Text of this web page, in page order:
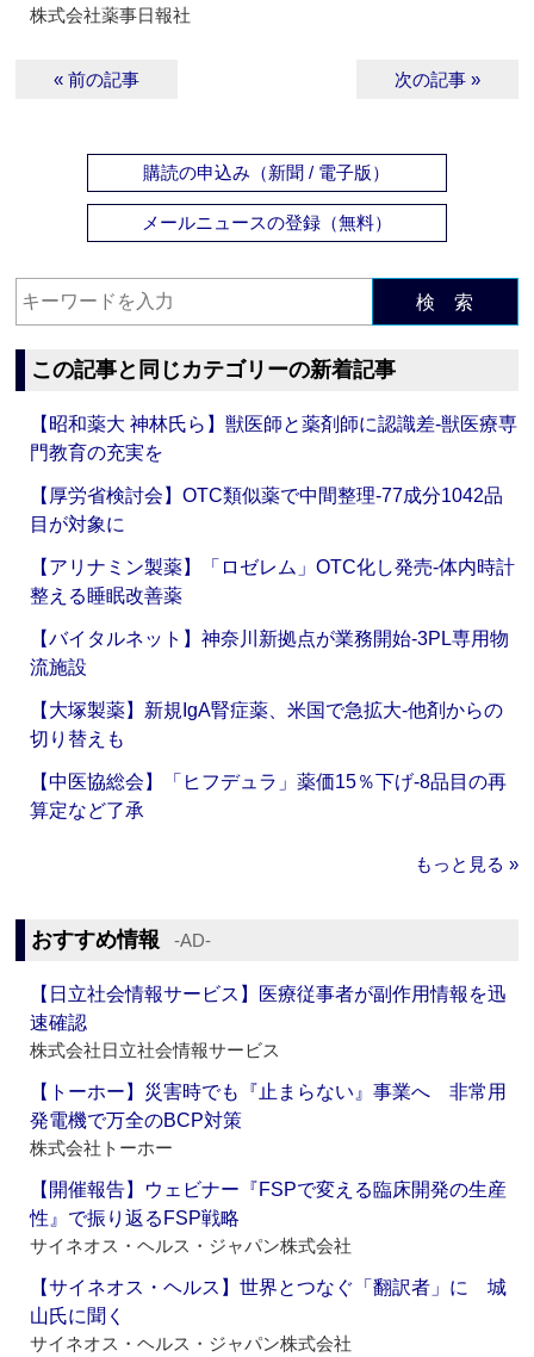
株式会社薬事日報社
« 前の記事 次の記事 »
購読の申込み（新聞 / 電子版）
メールニュースの登録（無料）
検 索
この記事と同じカテゴリーの新着記事
【昭和薬大 神林氏ら】獣医師と薬剤師に認識差‐獣医療専
門教育の充実を
【厚労省検討会】OTC類似薬で中間整理‐77成分1042品
目が対象に
【アリナミン製薬】「ロゼレム」OTC化し発売‐体内時計
整える睡眠改善薬
【バイタルネット】神奈川新拠点が業務開始‐3PL専用物
流施設
【大塚製薬】新規IgA腎症薬、米国で急拡大‐他剤からの
切り替えも
【中医協総会】「ヒフデュラ」薬価15％下げ‐8品目の再
算定など了承
もっと見る »
おすすめ情報 ‐AD‐
【日立社会情報サービス】医療従事者が副作用情報を迅
速確認
株式会社日立社会情報サービス
【トーホー】災害時でも『止まらない』事業へ 非常用
発電機で万全のBCP対策
株式会社トーホー
【開催報告】ウェビナー『FSPで変える臨床開発の生産
性』で振り返るFSP戦略
サイネオス・ヘルス・ジャパン株式会社
【サイネオス・ヘルス】世界とつなぐ「翻訳者」に 城
山氏に聞く
サイネオス・ヘルス・ジャパン株式会社